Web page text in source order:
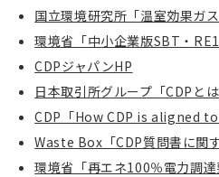
国立環境研究所「温室効果ガス
環境省「中小企業版SBT・
CDPジャパンHP
日本取引所グループ「CDPとは
CDP「How CDP is aligned to
Waste Box「CDP質問書に関
環境省「再エネ100％電力調達